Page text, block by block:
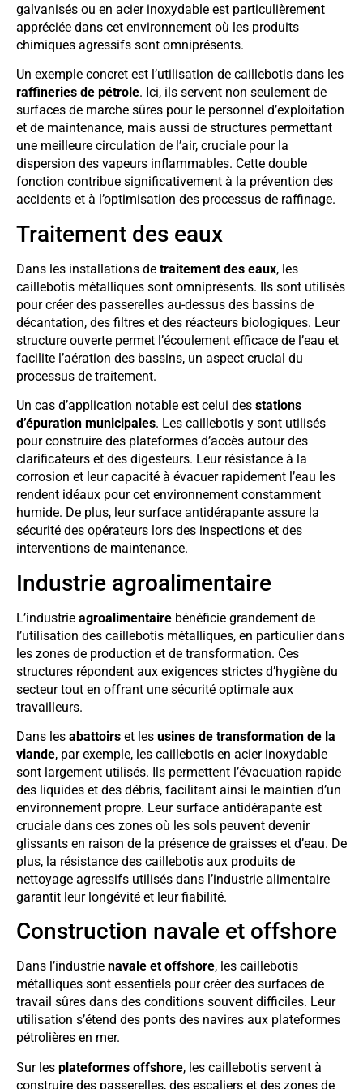
galvanisés ou en acier inoxydable est particulièrement
appréciée dans cet environnement où les produits
chimiques agressifs sont omniprésents.
Un exemple concret est l’utilisation de caillebotis dans les
raffineries de pétrole. Ici, ils servent non seulement de
surfaces de marche sûres pour le personnel d’exploitation
et de maintenance, mais aussi de structures permettant
une meilleure circulation de l’air, cruciale pour la
dispersion des vapeurs inflammables. Cette double
fonction contribue significativement à la prévention des
accidents et à l’optimisation des processus de raffinage.
Traitement des eaux
Dans les installations de traitement des eaux, les
caillebotis métalliques sont omniprésents. Ils sont utilisés
pour créer des passerelles au-dessus des bassins de
décantation, des filtres et des réacteurs biologiques. Leur
structure ouverte permet l’écoulement efficace de l’eau et
facilite l’aération des bassins, un aspect crucial du
processus de traitement.
Un cas d’application notable est celui des stations
d’épuration municipales. Les caillebotis y sont utilisés
pour construire des plateformes d’accès autour des
clarificateurs et des digesteurs. Leur résistance à la
corrosion et leur capacité à évacuer rapidement l’eau les
rendent idéaux pour cet environnement constamment
humide. De plus, leur surface antidérapante assure la
sécurité des opérateurs lors des inspections et des
interventions de maintenance.
Industrie agroalimentaire
L’industrie agroalimentaire bénéficie grandement de
l’utilisation des caillebotis métalliques, en particulier dans
les zones de production et de transformation. Ces
structures répondent aux exigences strictes d’hygiène du
secteur tout en offrant une sécurité optimale aux
travailleurs.
Dans les abattoirs et les usines de transformation de la
viande, par exemple, les caillebotis en acier inoxydable
sont largement utilisés. Ils permettent l’évacuation rapide
des liquides et des débris, facilitant ainsi le maintien d’un
environnement propre. Leur surface antidérapante est
cruciale dans ces zones où les sols peuvent devenir
glissants en raison de la présence de graisses et d’eau. De
plus, la résistance des caillebotis aux produits de
nettoyage agressifs utilisés dans l’industrie alimentaire
garantit leur longévité et leur fiabilité.
Construction navale et offshore
Dans l’industrie navale et offshore, les caillebotis
métalliques sont essentiels pour créer des surfaces de
travail sûres dans des conditions souvent difficiles. Leur
utilisation s’étend des ponts des navires aux plateformes
pétrolières en mer.
Sur les plateformes offshore, les caillebotis servent à
construire des passerelles, des escaliers et des zones de